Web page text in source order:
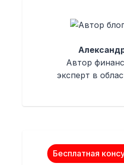
Автор
эксперт в
Бесплатная